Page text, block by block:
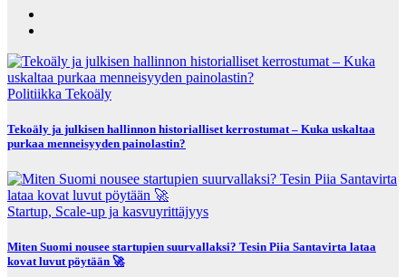
Politiikka Tekoäly
Tekoäly ja julkisen hallinnon historialliset kerrostumat – Kuka uskaltaa
purkaa menneisyyden painolastin?
Startup, Scale-up ja kasvuyrittäjyys
Miten Suomi nousee startupien suurvallaksi? Tesin Piia Santavirta lataa
kovat luvut pöytään 🚀